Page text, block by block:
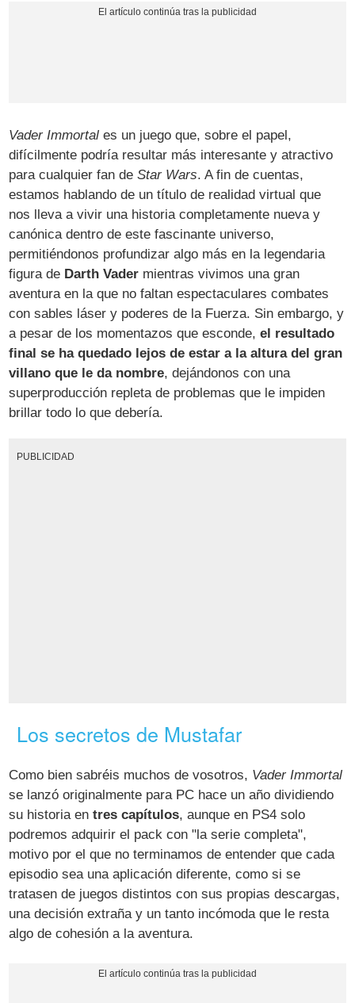
Vader Immortal es un juego que, sobre el papel,
difícilmente podría resultar más interesante y atractivo
para cualquier fan deStar Wars. A fin de cuentas,
estamos hablando de un título de realidad virtual que
nos lleva a vivir una historia completamente nueva y
canónica dentro de este fascinante universo,
permitiéndonos profundizar algo más en la legendaria
figura de Darth Vader mientras vivimos una gran
aventura en la que no faltan espectaculares combates
con sables láser y poderes de la Fuerza. Sin embargo, y
a pesar de los momentazos que esconde,el resultado
final se ha quedado lejos de estar a la altura del gran
villano que le da nombre, dejándonos con una
superproducción repleta de problemas que le impiden
brillar todo lo que debería.
PUBLICIDAD
Los secretos de Mustafar
Como bien sabréis muchos de vosotros, Vader Immortal
se lanzó originalmente para PC hace un año dividiendo
su historia entres capítulos, aunque en PS4 solo
podremos adquirir el pack con "la serie completa",
motivo por el que no terminamos de entender que cada
episodio sea una aplicación diferente, como si se
tratasen de juegos distintos con sus propias descargas,
una decisión extraña y un tanto incómoda que le resta
algo de cohesión a la aventura.